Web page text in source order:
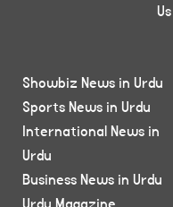
Us
Showbiz News in Urdu
Sports News in Urdu
International News in
Urdu
Business News in Urdu